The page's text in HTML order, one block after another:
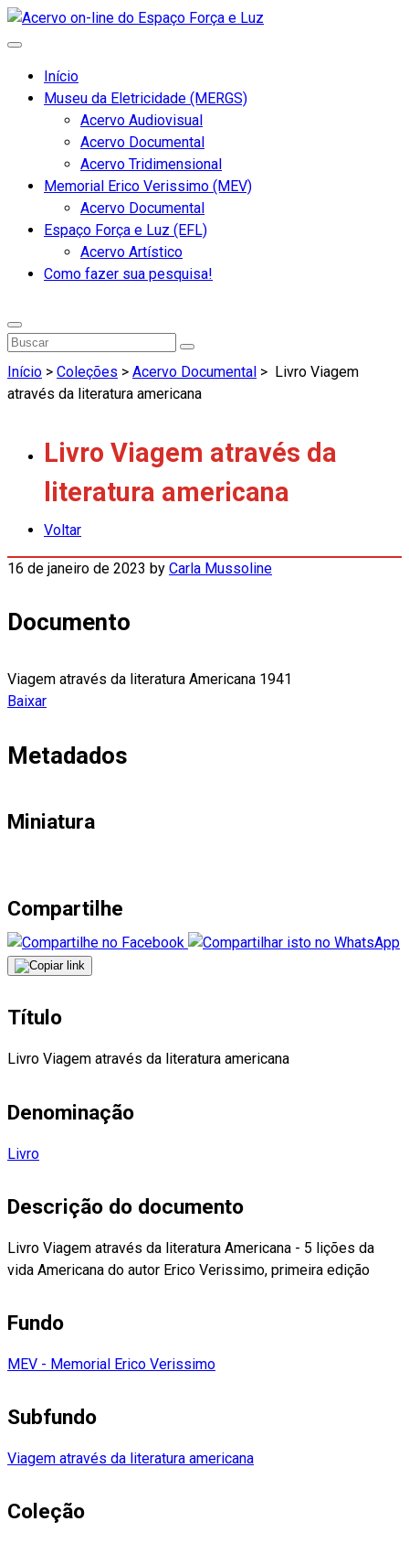
Início
Museu da Eletricidade (MERGS)
Acervo Audiovisual
Acervo Documental
Acervo Tridimensional
Memorial Erico Verissimo (MEV)
Acervo Documental
Espaço Força e Luz (EFL)
Acervo Artístico
Como fazer sua pesquisa!
Início > Coleções > Acervo Documental > Livro Viagem
através da literatura americana
Livro Viagem através da
literatura americana
Voltar
16 de janeiro de 2023 by Carla Mussoline
Documento
Viagem através da literatura Americana 1941
Baixar
Metadados
Miniatura
Compartilhe
Título
Livro Viagem através da literatura americana
Denominação
Livro
Descrição do documento
Livro Viagem através da literatura Americana - 5 lições da
vida Americana do autor Erico Verissimo, primeira edição
Fundo
MEV - Memorial Erico Verissimo
Subfundo
Viagem através da literatura americana
Coleção